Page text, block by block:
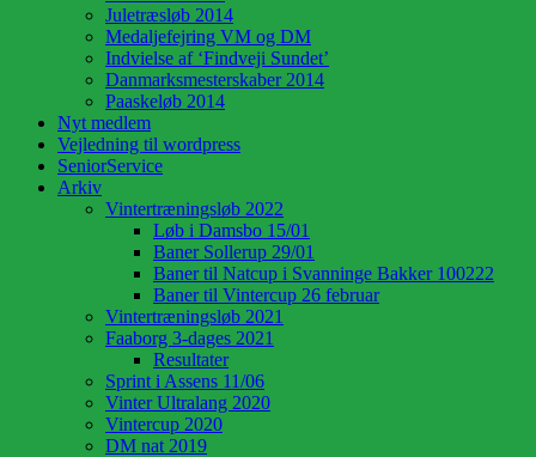
Juletræsløb 2014
Medaljefejring VM og DM
Indvielse af ‘Findveji Sundet’
Danmarksmesterskaber 2014
Paaskeløb 2014
Nyt medlem
Vejledning til wordpress
SeniorService
Arkiv
Vintertræningsløb 2022
Løb i Damsbo 15/01
Baner Sollerup 29/01
Baner til Natcup i Svanninge Bakker 100222
Baner til Vintercup 26 februar
Vintertræningsløb 2021
Faaborg 3-dages 2021
Resultater
Sprint i Assens 11/06
Vinter Ultralang 2020
Vintercup 2020
DM nat 2019